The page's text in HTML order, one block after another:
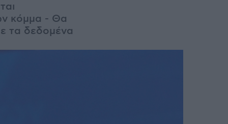
κόμμα - Θα
τα δεδομένα